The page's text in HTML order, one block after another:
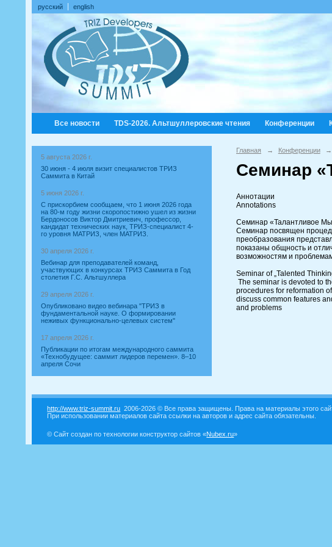
русский english
Все новости TDS-2026. Альтшуллеровские чтения Конференции
5 августа 2026 г.
30 июня - 4 июля визит специалистов ТРИЗ
Саммита в Китай
5 июня 2026 г.
С прискорбием сообщаем, что 1 июня 2026 года
на 80-м году жизни скоропостижно ушел из жизни
Бердоносов Виктор Дмитриевич, профессор,
кандидат технических наук, ТРИЗ-специалист 4-
го уровня МАТРИЗ, член МАТРИЗ.
30 апреля 2026 г.
Вебинар для преподавателей команд,
участвующих в конкурсах ТРИЗ Саммита в Год
столетия Г.С. Альтшуллера
29 апреля 2026 г.
Опубликовано видео вебинара "ТРИЗ в
фундаментальной науке. О формировании
неживых функционально-целевых систем"
17 апреля 2026 г.
Публикации по итогам международного саммита
«Технобудущее: саммит лидеров перемен». 8–10
апреля Сочи
Главная → Конференции →
Семинар
Аннотации
Annotations
Семинар «Талантливое
Семинар посвящен
преобразования
показаны общность и
возможностям и
Seminar of „Talented
The seminar is devoted to
procedures for reformation
discuss common features
and problems
http://www.triz-summit.ru 2006-2026 © Все права защищены. Права на материалы этого
При использовании материалов сайта ссылки на авторов и адрес сайта обязательны.
© Сайт создан по технологии конструктор сайтов «Nubex.ru»